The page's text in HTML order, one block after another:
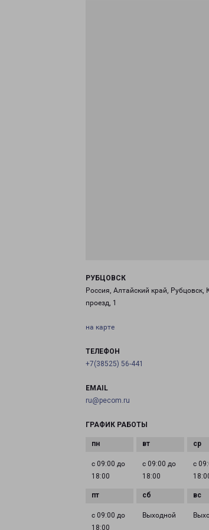
РУБЦОВСК
Россия, Алтайский край, Рубцовск,
проезд, 1
на карте
ТЕЛЕФОН
+7(38525) 56-441
EMAIL
ru@pecom.ru
ГРАФИК РАБОТЫ
с 09:00 до
18:00
с 09:00 до
18:00
с
с 09:00 до
18:00
Выходной